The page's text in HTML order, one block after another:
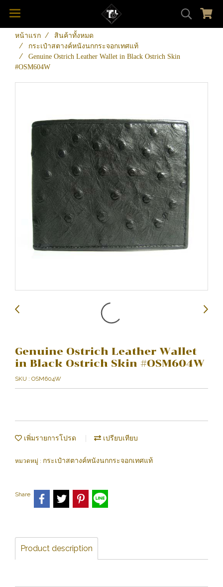
หน้าแรก
สินค้าทั้งหมด
กระเป๋าสตางค์หนังนกกระจอกเทศแท้
Genuine Ostrich Leather Wallet in Black Ostrich Skin
#OSM604W
Genuine Ostrich Leather Wallet
in Black Ostrich Skin #OSM604W
SKU : OSM604W
เพิ่มรายการโปรด เปรียบเทียบ
หมวดหมู่ : กระเป๋าสตางค์หนังนกกระจอกเทศแท้
Share
Product description